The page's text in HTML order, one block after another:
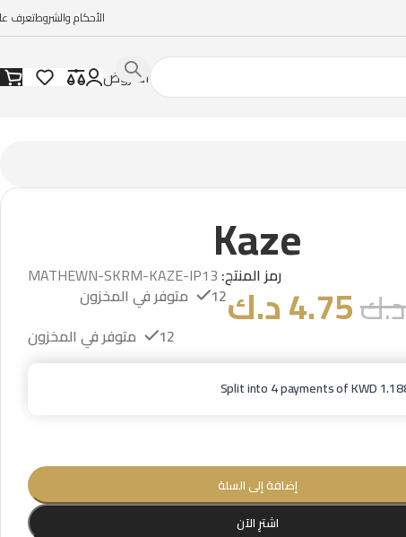
الأحكام والشروطتعرف
العروض
Kaze
رمز المنتج: MATHEWN-SKRM-KAZE-IP13
د.ك4.75د.ك12 متوفر في المخزون
12 متوفر في المخزون
Split into 4 payments of KWD
إضافة إلى السلة
اشترِ الآن